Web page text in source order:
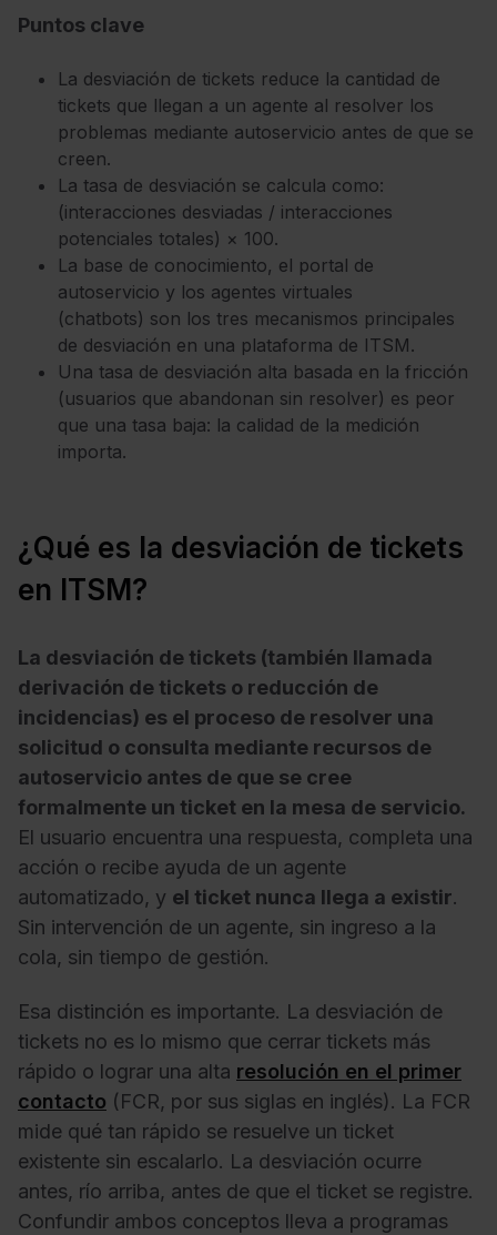
Puntos clave
La desviación de tickets reduce la cantidad de
tickets que llegan a un agente al resolver los
problemas mediante autoservicio antes de que se
creen.
La tasa de desviación se calcula como:
(interacciones desviadas / interacciones
potenciales totales) × 100.
La base de conocimiento, el portal de
autoservicio y los agentes virtuales
(chatbots) son los tres mecanismos principales
de desviación en una plataforma de ITSM.
Una tasa de desviación alta basada en la fricción
(usuarios que abandonan sin resolver) es peor
que una tasa baja: la calidad de la medición
importa.
¿Qué es la desviación de tickets
en ITSM?
La desviación de tickets (también llamada
derivación de tickets o reducción de
incidencias) es el proceso de resolver una
solicitud o consulta mediante recursos de
autoservicio antes de que se cree
formalmente un ticket en la mesa de servicio.
El usuario encuentra una respuesta, completa una
acción o recibe ayuda de un agente
automatizado, y el ticket nunca llega a existir.
Sin intervención de un agente, sin ingreso a la
cola, sin tiempo de gestión.
Esa distinción es importante. La desviación de
tickets no es lo mismo que cerrar tickets más
rápido o lograr una alta resolución en el primer
contacto (FCR, por sus siglas en inglés). La FCR
mide qué tan rápido se resuelve un ticket
existente sin escalarlo. La desviación ocurre
antes, río arriba, antes de que el ticket se registre.
Confundir ambos conceptos lleva a programas